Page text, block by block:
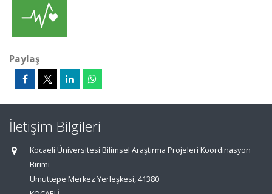
Paylaş
İletişim Bilgileri
Kocaeli Üniversitesi Bilimsel Araştırma Projeleri Koordinasyon
Birimi
Umuttepe Merkez Yerleşkesi, 41380